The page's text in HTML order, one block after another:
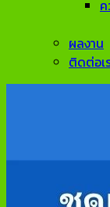
ผลงาน
ติดต่อเ